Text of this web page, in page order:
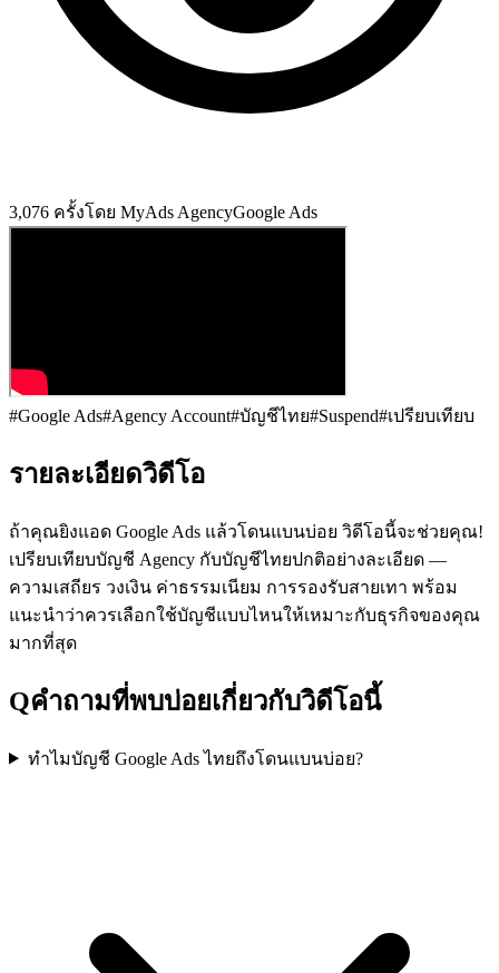
3,076 ครั้งโดย MyAds AgencyGoogle Ads
#Google Ads#Agency Account#บัญชีไทย#Suspend#เปรียบเทียบ
รายละเอียดวิดีโอ
ถ้าคุณยิงแอด Google Ads แล้วโดนแบนบ่อย วิดีโอนี้จะช่วยคุณ!
เปรียบเทียบบัญชี Agency กับบัญชีไทยปกติอย่างละเอียด —
ความเสถียร วงเงิน ค่าธรรมเนียม การรองรับสายเทา พร้อม
แนะนำว่าควรเลือกใช้บัญชีแบบไหนให้เหมาะกับธุรกิจของคุณ
มากที่สุด
Qคำถามที่พบบ่อยเกี่ยวกับวิดีโอนี้
ทำไมบัญชี Google Ads ไทยถึงโดนแบนบ่อย?